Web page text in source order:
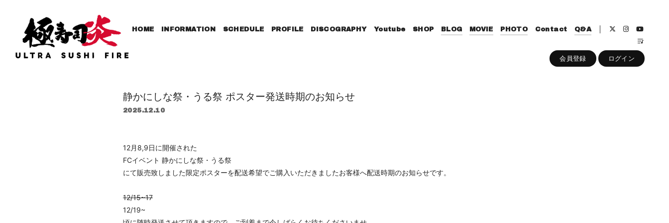
HOME INFORMATION SCHEDULE PROFILE DISCOGRAPHY Youtube SHOP BLOG MOVIE PHOTO Contact Q&A
会員登録 ログイン
静かにしな祭・うる祭 ポスター発送時期のお知らせ
2025.12.10
12月8,9日に開催された
FCイベント 静かにしな祭・うる祭
にて販売致しました限定ポスターを配送希望でご購入いただきましたお客様へ配送時期のお知らせです。
12/15~17
12/19~